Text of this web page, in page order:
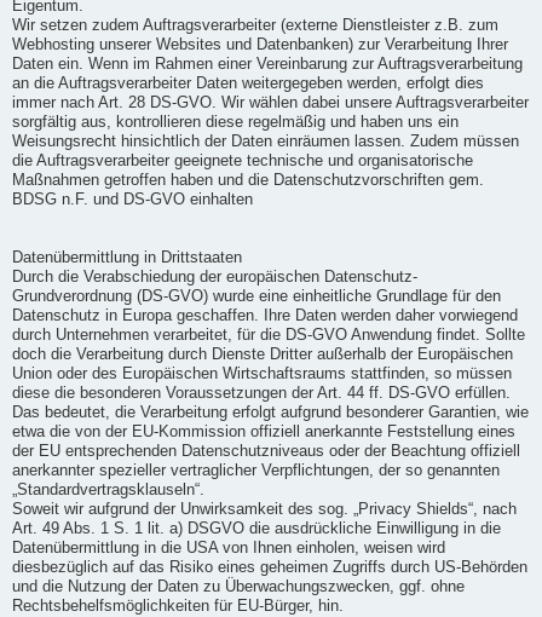
Eigentum.
Wir setzen zudem Auftragsverarbeiter (externe Dienstleister z.B. zum
Webhosting unserer Websites und Datenbanken) zur Verarbeitung Ihrer
Daten ein. Wenn im Rahmen einer Vereinbarung zur Auftragsverarbeitung
an die Auftragsverarbeiter Daten weitergegeben werden, erfolgt dies
immer nach Art. 28 DS-GVO. Wir wählen dabei unsere Auftragsverarbeiter
sorgfältig aus, kontrollieren diese regelmäßig und haben uns ein
Weisungsrecht hinsichtlich der Daten einräumen lassen. Zudem müssen
die Auftragsverarbeiter geeignete technische und organisatorische
Maßnahmen getroffen haben und die Datenschutzvorschriften gem.
BDSG n.F. und DS-GVO einhalten
Datenübermittlung in Drittstaaten
Durch die Verabschiedung der europäischen Datenschutz-
Grundverordnung (DS-GVO) wurde eine einheitliche Grundlage für den
Datenschutz in Europa geschaffen. Ihre Daten werden daher vorwiegend
durch Unternehmen verarbeitet, für die DS-GVO Anwendung findet. Sollte
doch die Verarbeitung durch Dienste Dritter außerhalb der Europäischen
Union oder des Europäischen Wirtschaftsraums stattfinden, so müssen
diese die besonderen Voraussetzungen der Art. 44 ff. DS-GVO erfüllen.
Das bedeutet, die Verarbeitung erfolgt aufgrund besonderer Garantien, wie
etwa die von der EU-Kommission offiziell anerkannte Feststellung eines
der EU entsprechenden Datenschutzniveaus oder der Beachtung offiziell
anerkannter spezieller vertraglicher Verpflichtungen, der so genannten
„Standardvertragsklauseln“.
Soweit wir aufgrund der Unwirksamkeit des sog. „Privacy Shields“, nach
Art. 49 Abs. 1 S. 1 lit. a) DSGVO die ausdrückliche Einwilligung in die
Datenübermittlung in die USA von Ihnen einholen, weisen wird
diesbezüglich auf das Risiko eines geheimen Zugriffs durch US-Behörden
und die Nutzung der Daten zu Überwachungszwecken, ggf. ohne
Rechtsbehelfsmöglichkeiten für EU-Bürger, hin.